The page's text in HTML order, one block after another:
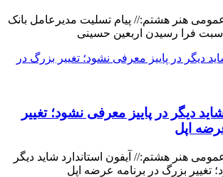
هنر هشتم:// پیام تسلیت مدیرعامل بانک
فرا رسیدن اربعین حسینی
دیگر در پاییز معرفی نشود؛ تغییر
اپل
هنر هشتم:// آیفون استاندارد شاید دیگر
تغییر بزرگ در برنامه عرضه اپل